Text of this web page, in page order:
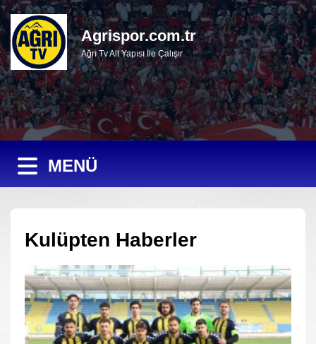
Agrispor.com.tr
Ağrı Tv Alt Yapısı İle Çalışır
MENÜ
Kulüpten Haberler